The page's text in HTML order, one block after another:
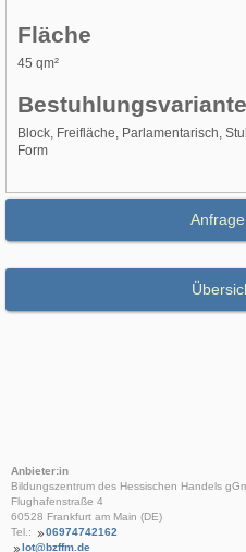
Fläche
45 qm²
Block, Freifläche, Parlamentarisch,
Form
Anbieter:in
Bildungszentrum des Hessischen Handels
Flughafenstraße 4
60528 Frankfurt am Main (DE)
Tel.:
06974742162
lot@bzffm.de